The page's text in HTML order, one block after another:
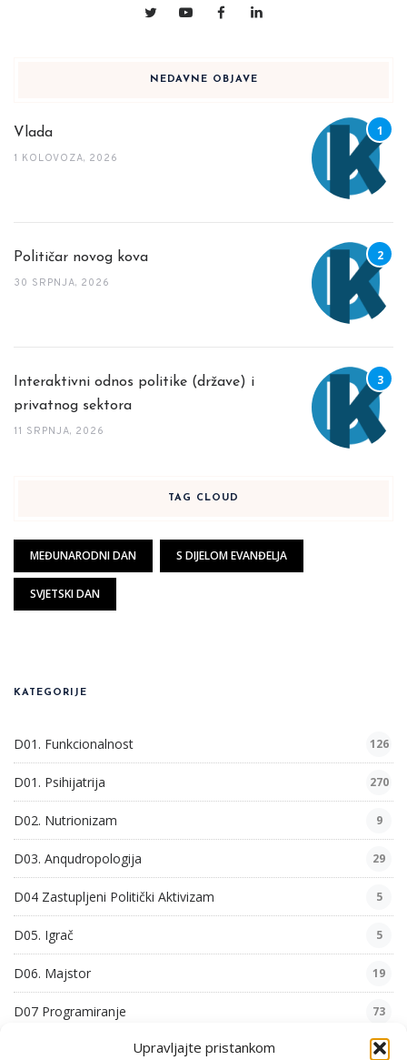
Upravljajte pristankom
NEDAVNE OBJAVE
Vlada
1 KOLOVOZA, 2026
Političar novog kova
30 SRPNJA, 2026
Interaktivni odnos politike (države) i
privatnog sektora
11 SRPNJA, 2026
TAG CLOUD
MEĐUNARODNI DAN S DIJELOM EVANĐELJA
SVJETSKI DAN
KATEGORIJE
D01. Funkcionalnost 126
D01. Psihijatrija 270
D02. Nutrionizam 9
D03. Anqudropologija 29
D04 Zastupljeni Politički Aktivizam 5
D05. Igrač 5
D06. Majstor 19
D07 Programiranje 73
D08 Sistemski i Mrežni Administrator 113